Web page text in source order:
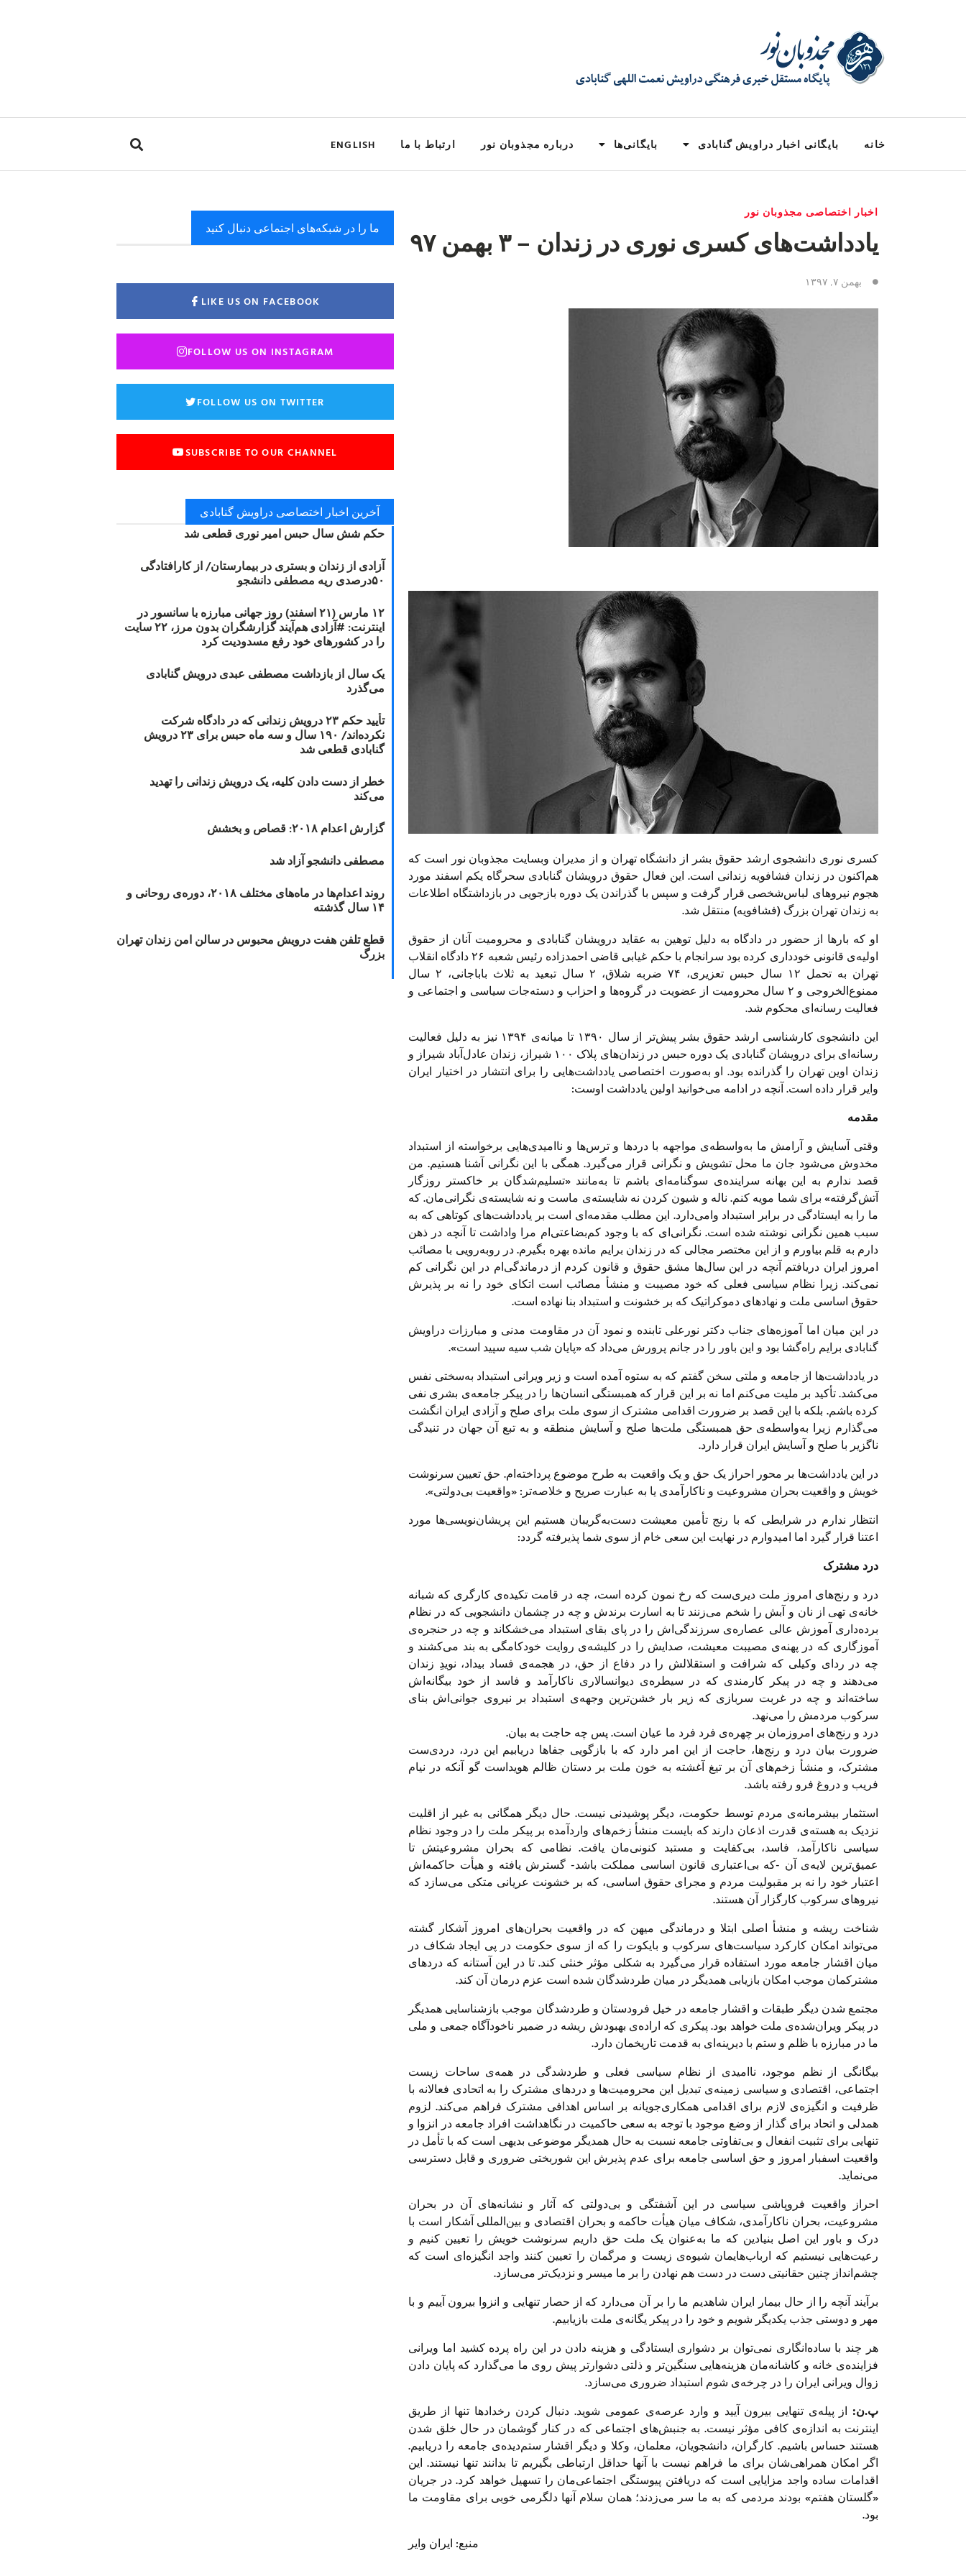
خانه بایگانی اخبار دراویش گنابادی بایگانی‌ها درباره مجذوبان نور ارتباط با ما ENGLISH
اخبار اختصاصی مجذوبان نور
یادداشت‌های کسری نوری در زندان – ۳ بهمن ۹۷
بهمن ۷, ۱۳۹۷
کسری نوری دانشجوی ارشد حقوق بشر از دانشگاه تهران و از مدیران وبسایت مجذوبان نور است که
هم‌اکنون در زندان فشافویه زندانی است. این فعال حقوق درویشان گنابادی سحرگاه یکم اسفند مورد
هجوم نیروهای لباس‌شخصی قرار گرفت و سپس با گذراندن یک دوره بازجویی در بازداشتگاه اطلاعات
به زندان تهران بزرگ (فشافویه) منتقل شد.
او که بارها از حضور در دادگاه به دلیل توهین به عقاید درویشان گنابادی و محرومیت آنان از حقوق
اولیه‌ی قانونی خودداری کرده بود سرانجام با حکم غیابی قاضی احمدزاده رئیس شعبه ۲۶ دادگاه انقلاب
تهران به تحمل ۱۲ سال حبس تعزیری، ‏۷۴ ضربه شلاق،‏ ۲ سال تبعید به ثلاث باباجانی، ‏۲ سال
ممنوع‌الخروجی و ‏۲ سال محرومیت از عضویت در گروه‌ها و احزاب و دسته‌جات سیاسی و اجتماعی و
فعالیت رسانه‌ای محکوم شد.
این دانشجوی کارشناسی ارشد حقوق بشر پیش‌تر از سال ۱۳۹۰ تا میانه‌ی ۱۳۹۴ نیز به دلیل فعالیت
رسانه‌ای برای درویشان گنابادی یک دوره حبس در زندان‌های پلاک ۱۰۰ شیراز، زندان عادل‌آباد شیراز و
زندان اوین تهران را گذرانده بود. او به‌صورت اختصاصی یادداشت‌هایی را برای انتشار در اختیار ایران
وایر قرار داده است. آنچه در ادامه می‌خوانید اولین یادداشت اوست:
مقدمه
وقتی آسایش و آرامش ما به‌واسطه‌ی مواجهه با دردها و ترس‌ها و ناامیدی‌هایی برخواسته از استبداد
مخدوش می‌شود جان ما محل تشویش و نگرانی قرار می‌گیرد. همگی با این نگرانی آشنا هستیم. من
قصد ندارم به این بهانه سراینده‌ی سوگنامه‌ای باشم تا به‌مانند «تسلیم‌شدگان بر خاکستر روزگار
آتش‌گرفته» برای شما مویه کنم. ناله و شیون کردن نه شایسته‌ی ماست و نه شایسته‌ی نگرانی‌مان. که
ما را به ایستادگی در برابر استبداد وامی‌دارد. این مطلب مقدمه‌ای است بر یادداشت‌های کوتاهی که به
سبب همین نگرانی نوشته شده است. نگرانی‌ای که با وجود کم‌بضاعتی‌ام مرا واداشت تا آنچه در ذهن
دارم به قلم بیاورم و از این مختصر مجالی که در زندان برایم مانده بهره بگیرم. در روبه‌رویی با مصائب
امروز ایران دریافتم آنچه در این سال‌ها مشق حقوق و قانون کردم از درماندگی‌ام در این نگرانی کم
نمی‌کند. زیرا نظام سیاسی فعلی که خود مصیبت و منشأ مصائب است اتکای خود را نه بر پذیرش
حقوق اساسی ملت و نهادهای دموکراتیک که بر خشونت و استبداد بنا نهاده است.
در این میان اما آموزه‌های جناب دکتر نورعلی تابنده و نمود آن در مقاومت مدنی و مبارزات دراویش
گنابادی برایم راه‌گشا بود و این باور را در جانم پرورش می‌داد که «پایان شب سیه سپید است».
در یادداشت‌ها از جامعه و ملتی سخن گفتم که به ستوه آمده است و زیر ویرانی استبداد به‌سختی نفس
می‌کشد. تأکید بر ملیت می‌کنم اما نه بر این قرار که همبستگی انسان‌ها را در پیکر جامعه‌ی بشری نفی
کرده باشم. بلکه با این قصد بر ضرورت اقدامی مشترک از سوی ملت برای صلح و آزادی ایران انگشت
می‌گذارم زیرا به‌واسطه‌ی حق همبستگی ملت‌ها صلح و آسایش منطقه و به تبع آن جهان در تنیدگی
ناگزیر با صلح و آسایش ایران قرار دارد.
در این یادداشت‌ها بر محور احراز یک حق و یک واقعیت به طرح موضوع پرداخته‌ام. حق تعیین سرنوشت
خویش و واقعیت بحران مشروعیت و ناکارآمدی یا به عبارت صریح و خلاصه‌تر: «واقعیت بی‌دولتی».
انتظار ندارم در شرایطی که با رنج تأمین معیشت دست‌به‌گریبان هستیم این پریشان‌نویسی‌ها مورد
اعتنا قرار گیرد اما امیدوارم در نهایت این سعی خام از سوی شما پذیرفته گردد:
درد مشترک
درد و رنج‌های امروز ملت دیری‌ست که رخ نمون کرده است، چه در قامت تکیده‌ی کارگری که شبانه
خانه‌ی تهی از نان و آبش را شخم می‌زنند تا به اسارت برندش و چه در چشمان دانشجویی که در نظام
برده‌داری آموزش عالی عصاره‌ی سرزندگی‌اش را در پای بقای استبداد می‌خشکاند و چه در حنجره‌ی
آموزگاری که در پهنه‌ی مصیبت معیشت، صدایش را در کلیشه‌ی روایت خودکامگی به بند می‌کشند و
چه در ردای وکیلی که شرافت و استقلالش را در دفاع از حق، در هجمه‌ی فساد بیداد، نویدِ زندان
می‌دهند و چه در پیکر کارمندی که در سیطره‌ی دیوانسالاری ناکارآمد و فاسد از خود بیگانه‌اش
ساخته‌اند و چه در غربت سربازی که زیر بار خشن‌ترین وجهه‌ی استبداد بر نیروی جوانی‌اش بنای
سرکوب مردمش را می‌نهد.
درد و رنج‌های امروزمان بر چهره‌ی فرد فرد ما عیان است. پس چه حاجت به بیان.
ضرورت بیان درد و رنج‌ها، حاجت از این امر دارد که با بازگویی جفاها دریابیم این درد، دردی‌ست
مشترک، و منشأ زخم‌های آن بر تیغ آغشته به خون ملت بر دستان ظالم هویداست گو آنکه در نیام
فریب و دروغ فرو رفته باشد.
استثمار بیشرمانه‌ی مردم توسط حکومت، دیگر پوشیدنی نیست. حال دیگر همگانی به غیر از اقلیت
نزدیک به هسته‌ی قدرت اذعان دارند که بایست منشأ زخم‌های واردآمده بر پیکر ملت را در وجود نظام
سیاسی ناکارآمد، فاسد، بی‌کفایت و مستبد کنونی‌مان یافت. نظامی که بحران مشروعیتش تا
عمیق‌ترین لایه‌ی آن -که بی‌اعتباری قانون اساسی مملکت باشد- گسترش یافته و هیأت حاکمه‌اش
اعتبار خود را نه بر مقبولیت مردم و مجرای حقوق اساسی، که بر خشونت عریانی متکی می‌سازد که
نیروهای سرکوب کارگزار آن هستند.
شناخت ریشه و منشأ اصلی ابتلا و درماندگی میهن که در واقعیت بحران‌های امروز آشکار گشته
می‌تواند امکان کارکرد سیاست‌های سرکوب و بایکوت را که از سوی حکومت در پی ایجاد شکاف در
میان اقشار جامعه مورد استفاده قرار می‌گیرد به شکلی مؤثر خنثی کند. تا در این آستانه که دردهای
مشترکمان موجب امکان بازیابی همدیگر در میان طردشدگان شده است عزم درمان آن کند.
مجتمع شدن دیگر طبقات و اقشار جامعه در خیل فرودستان و طردشدگان موجب بازشناسایی همدیگر
در پیکر ویران‌شده‌ی ملت خواهد بود. پیکری که اراده‌ی بهبودش ریشه در ضمیر ناخودآگاه جمعی و ملی
ما در مبارزه با ظلم و ستم با دیرینه‌ای به قدمت تاریخمان دارد.
بیگانگی از نظم موجود، ناامیدی از نظام سیاسی فعلی و طردشدگی در همه‌ی ساحات زیست
اجتماعی، اقتصادی و سیاسی زمینه‌ی تبدیل این محرومیت‌ها و دردهای مشترک را به اتحادی فعالانه با
ظرفیت و انگیزه‌ی لازم برای اقدامی همکاری‌جویانه بر اساس اهدافی مشترک فراهم می‌کند. لزوم
همدلی و اتحاد برای گذار از وضع موجود با توجه به سعی حاکمیت در نگاهداشت افراد جامعه در انزوا و
تنهایی برای تثبیت انفعال و بی‌تفاوتی جامعه نسبت به حال همدیگر موضوعی بدیهی است که با تأمل در
واقعیت اسفبار امروز و حق اساسی جامعه برای عدم پذیرش این شوربختی ضروری و قابل دسترسی
می‌نماید.
احراز واقعیت فروپاشی سیاسی در این آشفتگی و بی‌دولتی که آثار و نشانه‌های آن در بحران
مشروعیت، بحران ناکارآمدی، شکاف میان هیأت حاکمه و بحران اقتصادی و بین‌المللی آشکار است با
درک و باور این اصل بنیادین که ما به‌عنوان یک ملت حق داریم سرنوشت خویش را تعیین کنیم و
رعیت‌هایی نیستیم که ارباب‌هایمان شیوه‌ی زیست و مرگمان را تعیین کنند واجد انگیزه‌ای است که
چشم‌انداز چنین حقانیتی دست در دست هم نهادن را بر ما میسر و نزدیک‌تر می‌سازد.
برآیند آنچه را از حال بیمار ایران شاهدیم ما را بر آن می‌دارد که از حصار تنهایی و انزوا بیرون آییم و با
مهر و دوستی جذب یکدیگر شویم و خود را در پیکر یگانه‌ی ملت بازیابیم.
هر چند با ساده‌انگاری نمی‌توان بر دشواری ایستادگی و هزینه دادن در این راه پرده کشید اما ویرانی
فزاینده‌ی خانه و کاشانه‌مان هزینه‌هایی سنگین‌تر و ذلتی دشوارتر پیش روی ما می‌گذارد که پایان دادن
زوال ویرانی ایران را در چرخه‌ی شوم استبداد ضروری می‌سازد.
پ.ن: از پیله‌ی تنهایی بیرون آیید و وارد عرصه‌ی عمومی شوید. دنبال کردن رخدادها تنها از طریق
اینترنت به اندازه‌ی کافی مؤثر نیست. به جنبش‌های اجتماعی که در کنار گوشمان در حال خلق شدن
هستند حساس باشیم. کارگران، دانشجویان، معلمان، وکلا و دیگر اقشار ستم‌دیده‌ی جامعه را دریابیم.
اگر امکان همراهی‌شان برای ما فراهم نیست با آنها حداقل ارتباطی بگیریم تا بدانند تنها نیستند. این
اقدامات ساده واجد مزایایی است که دریافتن پیوستگی اجتماعی‌مان را تسهیل خواهد کرد. در جریان
«گلستان هفتم» بودند مردمی که به ما سر می‌زدند؛ همان سلام آنها دلگرمی خوبی برای مقاومت ما
بود.
منبع: ایران‌ وایر
ما را در شبکه‌های اجتماعی دنبال کنید
LIKE US ON FACEBOOK
FOLLOW US ON INSTAGRAM
FOLLOW US ON TWITTER
SUBSCRIBE TO OUR CHANNEL
آخرین اخبار اختصاصی دراویش گنابادی
حکم شش سال حبس امیر نوری قطعی شد
آزادی از زندان و بستری در بیمارستان/ از کارافتادگی
۵۰درصدی ریه مصطفی دانشجو
۱۲ مارس (۲۱ اسفند) روز جهانی مبارزه با سانسور در
اینترنت: #آزادی هم‌آیند گزارشگران‌ بدون مرز، ۲۲ سایت
را در کشورهای خود رفع مسدودیت کرد
یک سال از بازداشت مصطفی عبدی درویش گنابادی
می‌گذرد
تأیید حکم ۲۳ درویش زندانی که در دادگاه شرکت
نکرده‌اند/ ۱۹۰ سال و سه ماه حبس برای ۲۳ درویش
گنابادی قطعی شد
خطر از دست دادن کلیه، یک درویش زندانی را تهدید
می‌کند
گزارش اعدام ۲۰۱۸: قصاص و بخشش
مصطفی دانشجو آزاد شد
روند اعدام‌ها در ماه‌های مختلف ۲۰۱۸، دوره‌ی روحانی و
۱۴ سال گذشته
قطع تلفن هفت درویش محبوس در سالن امن زندان تهران
بزرگ